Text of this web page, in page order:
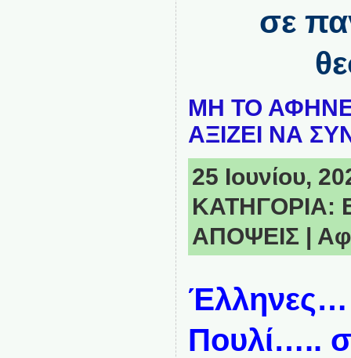
σε
ΜΗ ΤΟ
ΑΞΙΖΕΙ ΝΑ
25 Ιουνίου,
ΚΑΤΗΓΟΡΙΑ:
ΑΠΟΨΕΙΣ |
Πουλί…..